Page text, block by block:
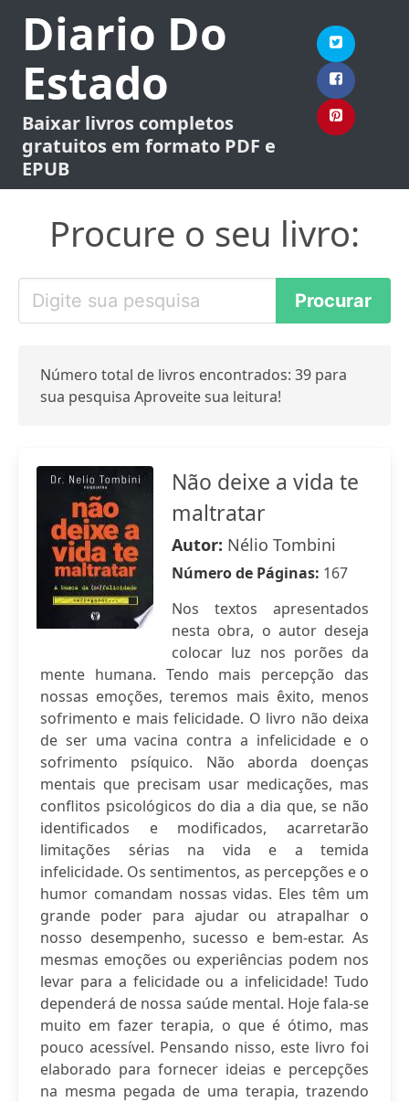
Diario Do
Estado
Baixar livros completos
gratuitos em formato PDF e
EPUB
Procure o seu livro:
Número total de livros encontrados: 39 para
sua pesquisa Aproveite sua leitura!
Não deixe a vida te
maltratar
Autor: Nélio Tombini
Número de Páginas: 167
Nos textos apresentados
nesta obra, o autor deseja
colocar luz nos porões da
mente humana. Tendo mais percepção das
nossas emoções, teremos mais êxito, menos
sofrimento e mais felicidade. O livro não deixa
de ser uma vacina contra a infelicidade e o
sofrimento psíquico. Não aborda doenças
mentais que precisam usar medicações, mas
conflitos psicológicos do dia a dia que, se não
identificados e modificados, acarretarão
limitações sérias na vida e a temida
infelicidade. Os sentimentos, as percepções e o
humor comandam nossas vidas. Eles têm um
grande poder para ajudar ou atrapalhar o
nosso desempenho, sucesso e bem-estar. As
mesmas emoções ou experiências podem nos
levar para a felicidade ou a infelicidade! Tudo
dependerá de nossa saúde mental. Hoje fala-se
muito em fazer terapia, o que é ótimo, mas
pouco acessível. Pensando nisso, este livro foi
elaborado para fornecer ideias e percepções
na mesma pegada de uma terapia, trazendo